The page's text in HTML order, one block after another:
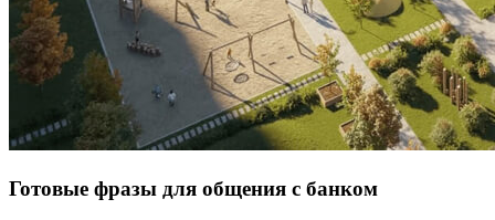
Готовые фразы для общения с банком